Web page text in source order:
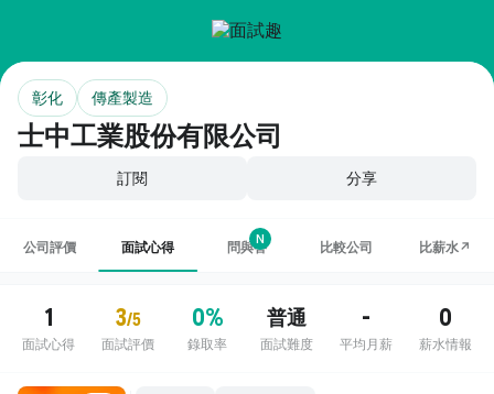
士中工業股份有限公司
彰化 傳產製造
訂閱 分享
公司評價 面試心得 問與答
N
比較公司 比薪水↗
1
面試心得
3/5
面試評價
0%
錄取率
普通
面試難度
-
平均月薪
0
薪水情報